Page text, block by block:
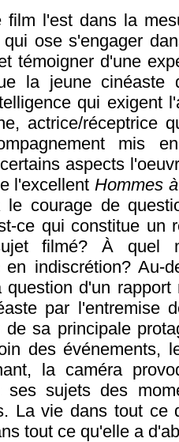
film l'est dans la
ose s'engager
témoigner d'une
la jeune cinéaste
qui exigent
actrice/réceptrice
mis
aspects
l'excellentHommes
courage de
ce qui constitue un
filmé? À quel
en indiscrétion? Au-
question d'un
par l'entremise
de sa principale
des événements,
la caméra
ses sujets des
La vie dans tout ce
tout ce qu'elle a